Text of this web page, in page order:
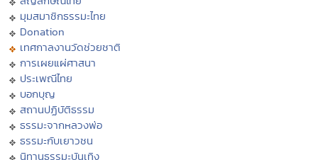
มุมสมาชิกธรรมะไทย
Donation
เทศกาลงานวัดช่วยชาติ
การเผยแผ่ศาสนา
ประเพณีไทย
บอกบุญ
สถานปฏิบัติธรรม
ธรรมะจากหลวงพ่อ
ธรรมะกับเยาวชน
นิทานธรรมะบันเทิง